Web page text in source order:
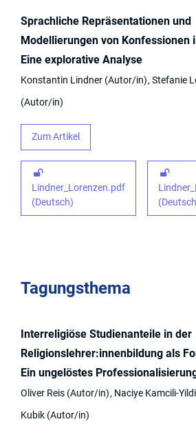
Sprachliche Repräsentationen und
Modellierungen von Konfessionen
Eine explorative Analyse
Konstantin Lindner Autor/in
Stefanie
Autor/in
Zum Artikel
Lindner_Lorenzen.pdf
(Deutsch)
Tagungsthema
Interreligiöse Studienanteile in der
Religionslehrer:innenbildung als
Ein ungelöstes
Oliver Reis Autor/in Naciye Kamcili-
Kubik Autor/in